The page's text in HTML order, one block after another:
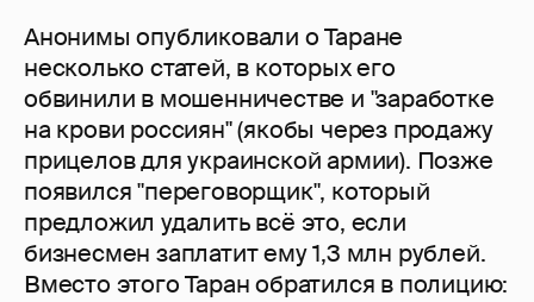
Анонимы опубликовали о Таране
несколько статей, в которых его
обвинили в мошенничестве и "заработке
на крови россиян" (якобы через продажу
прицелов для украинской армии). Позже
появился "переговорщик", который
предложил удалить всё это, если
бизнесмен заплатит ему 1,3 млн рублей.
Вместо этого Таран обратился в полицию: